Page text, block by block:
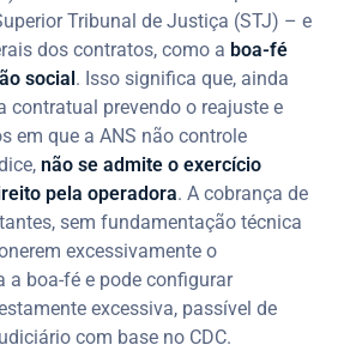
Tribunal de Justiça (STJ) – e
dos contratos, como a boa-fé
social. Isso significa que, ainda
contratual prevendo o reajuste e
em que a ANS não controle
não se admite o exercício
pela operadora. A cobrança de
sem fundamentação técnica
excessivamente o
a boa-fé e pode configurar
excessiva, passível de
com base no CDC.